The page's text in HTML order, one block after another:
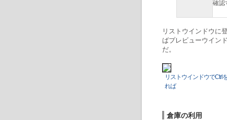
確認
リストウインドウに
ばプレビューウイン
だ。
リストウインドウでCtrl
れば
倉庫の利用